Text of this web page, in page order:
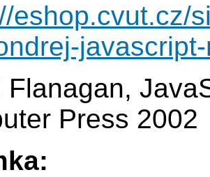
eshop.cvut.cz/
Flanagan,
Press 2002